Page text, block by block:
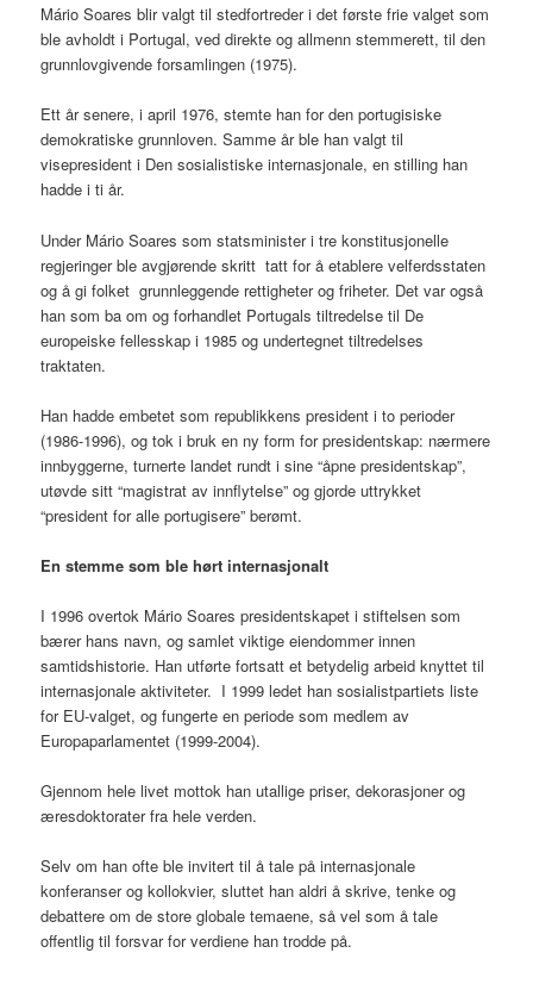
Mário Soares blir valgt til stedfortreder i det første frie valget som
ble avholdt i Portugal, ved direkte og allmenn stemmerett, til den
grunnlovgivende forsamlingen (1975).
Ett år senere, i april 1976, stemte han for den portugisiske
demokratiske grunnloven. Samme år ble han valgt til
visepresident i Den sosialistiske internasjonale, en stilling han
hadde i ti år.
Under Mário Soares som statsminister i tre konstitusjonelle
regjeringer ble avgjørende skritt tatt for å etablere velferdsstaten
og å gi folket grunnleggende rettigheter og friheter. Det var også
han som ba om og forhandlet Portugals tiltredelse til De
europeiske fellesskap i 1985 og undertegnet tiltredelses
traktaten.
Han hadde embetet som republikkens president i to perioder
(1986-1996), og tok i bruk en ny form for presidentskap: nærmere
innbyggerne, turnerte landet rundt i sine “åpne presidentskap”,
utøvde sitt “magistrat av innflytelse” og gjorde uttrykket
“president for alle portugisere” berømt.
En stemme som ble hørt internasjonalt
I 1996 overtok Mário Soares presidentskapet i stiftelsen som
bærer hans navn, og samlet viktige eiendommer innen
samtidshistorie. Han utførte fortsatt et betydelig arbeid knyttet til
internasjonale aktiviteter. I 1999 ledet han sosialistpartiets liste
for EU-valget, og fungerte en periode som medlem av
Europaparlamentet (1999-2004).
Gjennom hele livet mottok han utallige priser, dekorasjoner og
æresdoktorater fra hele verden.
Selv om han ofte ble invitert til å tale på internasjonale
konferanser og kollokvier, sluttet han aldri å skrive, tenke og
debattere om de store globale temaene, så vel som å tale
offentlig til forsvar for verdiene han trodde på.